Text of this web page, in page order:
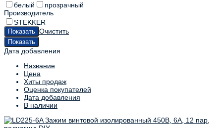
белый
прозрачный
Производитель
STEKKER
Очистить
Дата добавления
Название
Цена
Хиты продаж
Оценка покупателей
Дата добавления
В наличии